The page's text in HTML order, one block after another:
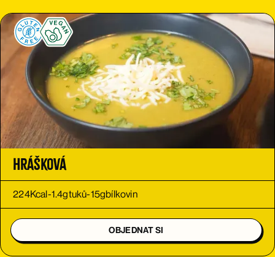
Hrášková
224Kcal-1.4gtuků-15gbílkovin
OBJEDNAT SI